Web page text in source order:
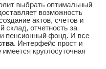
выбрать оптимальный
возможность
актов, счетов и
склад, отчетность за
пенсионный фонд. И все
. Интерфейс прост и
круглосуточная